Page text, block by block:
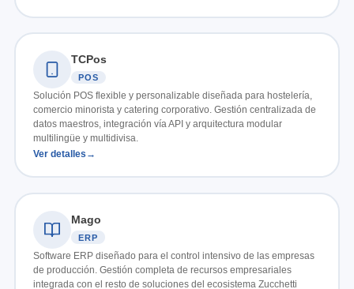
TCPos
POS
Solución POS flexible y personalizable diseñada para hostelería,
comercio minorista y catering corporativo. Gestión centralizada de
datos maestros, integración vía API y arquitectura modular
multilingüe y multidivisa.
Ver detalles
Mago
ERP
Software ERP diseñado para el control intensivo de las empresas
de producción. Gestión completa de recursos empresariales
integrada con el resto de soluciones del ecosistema Zucchetti